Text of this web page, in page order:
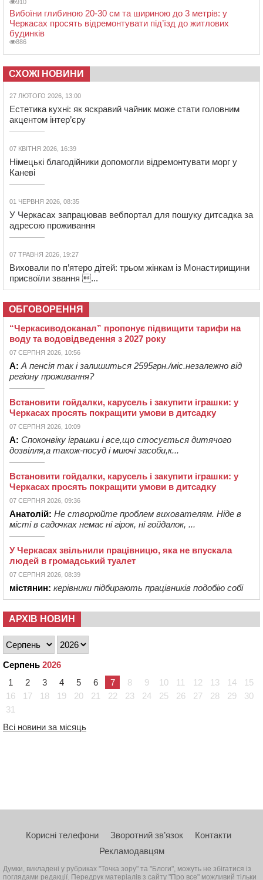
910
Вибоїни глибиною 20-30 см та шириною до 3 метрів: у
Черкасах просять відремонтувати під’їзд до житлових
будинків
886
СХОЖІ НОВИНИ
27 ЛЮТОГО 2026, 13:00
Естетика кухні: як яскравий чайник може стати головним
акцентом інтер’єру
07 КВІТНЯ 2026, 16:39
Німецькі благодійники допомогли відремонтувати морг у
Каневі
01 ЧЕРВНЯ 2026, 08:35
У Черкасах запрацював вебпортал для пошуку дитсадка за
адресою проживання
07 ТРАВНЯ 2026, 19:27
Виховали по п’ятеро дітей: трьом жінкам із Монастирищини
присвоїли звання ...
ОБГОВОРЕННЯ
“Черкасиводоканал” пропонує підвищити тарифи на
воду та водовідведення з 2027 року
07 СЕРПНЯ 2026, 10:56
А: А пенсія так і залишиться 2595грн./міс.незалежно від
регіону проживання?
Встановити гойдалки, карусель і закупити іграшки: у
Черкасах просять покращити умови в дитсадку
07 СЕРПНЯ 2026, 10:09
А: Споконвіку іграшки і все,що стосується дитячого
дозвілля,а також-посуд і миючі засоби,к...
Встановити гойдалки, карусель і закупити іграшки: у
Черкасах просять покращити умови в дитсадку
07 СЕРПНЯ 2026, 09:36
Анатолій: Не створюйте проблем вихователям. Ніде в
місті в садочках немає ні гірок, ні гойдалок, ...
У Черкасах звільнили працівницю, яка не впускала
людей в громадський туалет
07 СЕРПНЯ 2026, 08:39
містянин: керівники підбирають працівників подобію собі
АРХІВ НОВИН
Серпень 2026
1
2 3 4 5 6 7 8 9 10 11 12 13 14
15
16
17 18 19 20 21 22 23 24 25 26 27 28 29
30
31
Всі новини за місяць
Корисні телефони Зворотний зв’язок
Контакти
Рекламодавцям
Думки, викладені у рубриках "Точка зору" та "Блоги", можуть не збігатися із
поглядами редакції. Передрук матеріалів з сайту "Про все" можливий тільки